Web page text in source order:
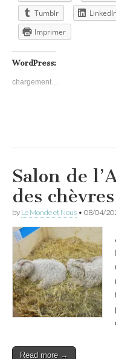
Tumblr
Imprimer
WordPress:
chargement…
Salon de
des
by Le Monde et Nous • 08/04/
Read more →